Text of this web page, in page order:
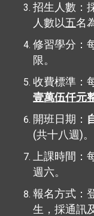
招生人數：
人數以五名
修習學分：
限。
收費標準：
壹萬伍仟元
開班日期：
(共十八週)。
上課時間
週六。
報名方式：
生，採通訊